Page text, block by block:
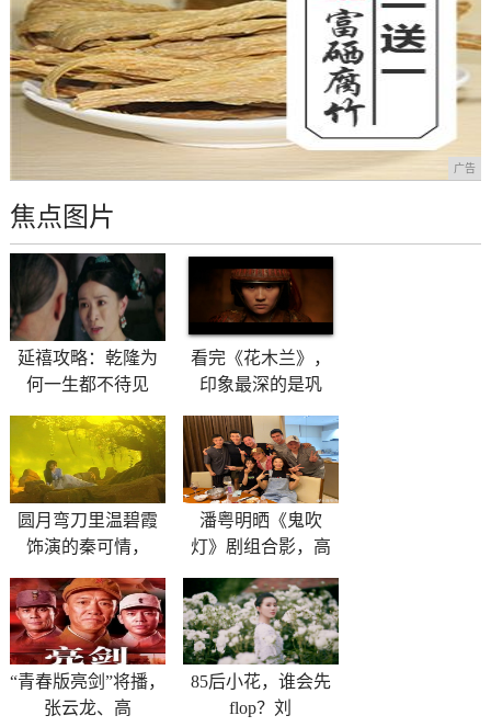
广告
焦点图片
延禧攻略：乾隆为
何一生都不待见
看完《花木兰》，
印象最深的是巩
圆月弯刀里温碧霞
饰演的秦可情，
潘粤明晒《鬼吹
灯》剧组合影，高
“青春版亮剑”将播，
张云龙、高
85后小花，谁会先
flop？刘